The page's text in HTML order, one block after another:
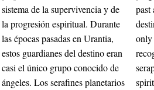
sistema de la supervivencia y de
la progresión espiritual. Durante
las épocas pasadas en Urantia,
estos guardianes del destino eran
casi el único grupo conocido de
ángeles. Los serafines planetarios
past
only